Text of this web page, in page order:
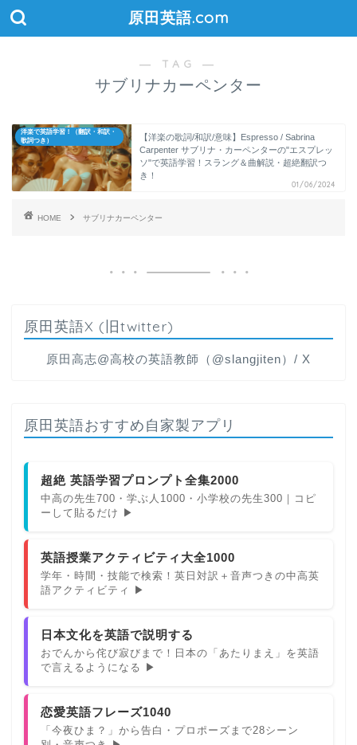
原田英語.com
― TAG ―
サブリナカーペンター
洋楽で英語学習！（翻訳・和訳・
歌詞つき）
【洋楽の歌詞/和訳/意味】Espresso / Sabrina
Carpenter サブリナ・カーペンターの"エスプレッ
ソ"で英語学習！スラング＆曲解説・超絶翻訳つ
き！
01/06/2024
HOME サブリナカーペンター
原田英語X (旧twitter)
原田高志@高校の英語教師（@slangjiten）/ X
原田英語おすすめ自家製アプリ
超絶 英語学習プロンプト全集2000
中高の先生700・学ぶ人1000・小学校の先生300｜コピ
ーして貼るだけ ▶
英語授業アクティビティ大全1000
学年・時間・技能で検索！英日対訳＋音声つきの中高英
語アクティビティ ▶
日本文化を英語で説明する
おでんから侘び寂びまで！日本の「あたりまえ」を英語
で言えるようになる ▶
恋愛英語フレーズ1040
「今夜ひま？」から告白・プロポーズまで28シーン